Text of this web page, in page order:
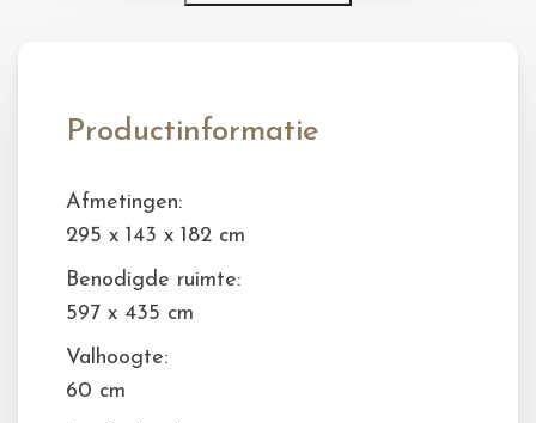
Productinformatie
Afmetingen:
295 x 143 x 182 cm
Benodigde ruimte:
597 x 435 cm
Valhoogte:
60 cm